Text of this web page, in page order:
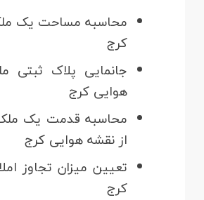
محاسبه مساحت یک
کرج
جانمایی پلاک ثبتی
هوایی کرج
محاسبه قدمت یک ملک
از نقشه هوایی کرج
تعیین میزان تجاوز
کرج